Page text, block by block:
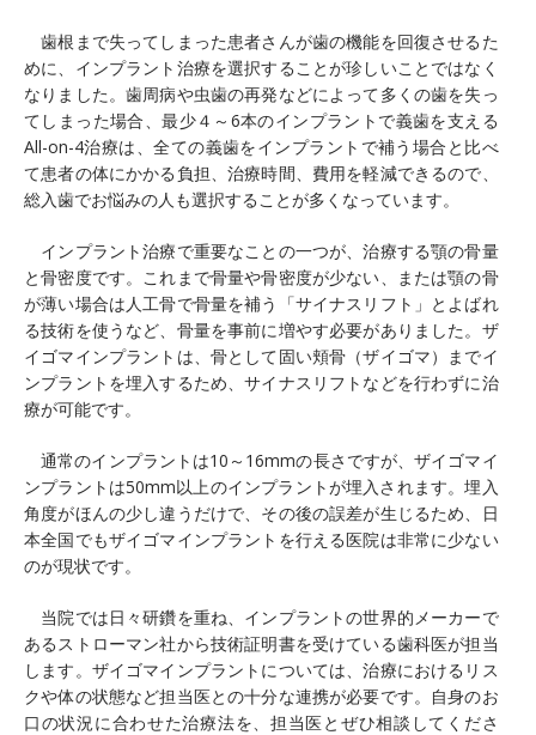
歯根まで失ってしまった患者さんが歯の機能を回復させるた
めに、インプラント治療を選択することが珍しいことではなく
なりました。歯周病や虫歯の再発などによって多くの歯を失っ
てしまった場合、最少４～6本のインプラントで義歯を支える
All-on-4治療は、全ての義歯をインプラントで補う場合と比べ
て患者の体にかかる負担、治療時間、費用を軽減できるので、
総入歯でお悩みの人も選択することが多くなっています。
インプラント治療で重要なことの一つが、治療する顎の骨量
と骨密度です。これまで骨量や骨密度が少ない、または顎の骨
が薄い場合は人工骨で骨量を補う「サイナスリフト」とよばれ
る技術を使うなど、骨量を事前に増やす必要がありました。ザ
イゴマインプラントは、骨として固い頬骨（ザイゴマ）までイ
ンプラントを埋入するため、サイナスリフトなどを行わずに治
療が可能です。
通常のインプラントは10～16mmの長さですが、ザイゴマイ
ンプラントは50mm以上のインプラントが埋入されます。埋入
角度がほんの少し違うだけで、その後の誤差が生じるため、日
本全国でもザイゴマインプラントを行える医院は非常に少ない
のが現状です。
当院では日々研鑽を重ね、インプラントの世界的メーカーで
あるストローマン社から技術証明書を受けている歯科医が担当
します。ザイゴマインプラントについては、治療におけるリス
クや体の状態など担当医との十分な連携が必要です。自身のお
口の状況に合わせた治療法を、担当医とぜひ相談してくださ